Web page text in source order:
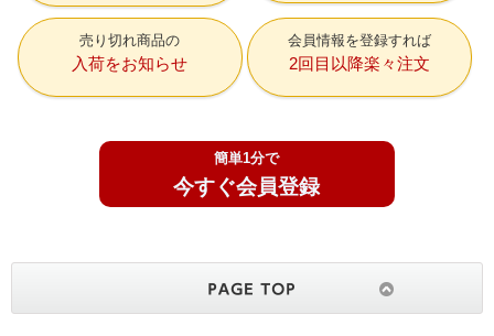
売り切れ商品の
入荷をお知らせ
会員情報を登録すれば
2回目以降楽々注文
簡単1分で
今すぐ会員登録